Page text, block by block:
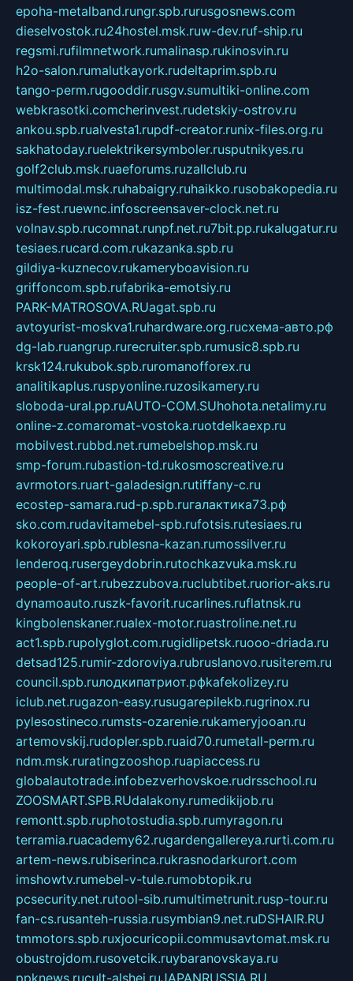
epoha-metalband.rungr.spb.rurusgosnews.com
dieselvostok.ru24hostel.msk.ruw-dev.ruf-ship.ru
regsmi.rufilmnetwork.rumalinasp.rukinosvin.ru
h2o-salon.rumalutkayork.rudeltaprim.spb.ru
tango-perm.rugooddir.rusgv.sumultiki-online.com
webkrasotki.comcherinvest.rudetskiy-ostrov.ru
ankou.spb.rualvesta1.rupdf-creator.runix-files.org.ru
sakhatoday.ruelektrikersymboler.rusputnikyes.ru
golf2club.msk.ruaeforums.ruzallclub.ru
multimodal.msk.ruhabaigry.ruhaikko.rusobakopedia.ru
isz-fest.ruewnc.infoscreensaver-clock.net.ru
volnav.spb.rucomnat.runpf.net.ru7bit.pp.rukalugatur.ru
tesiaes.rucard.com.rukazanka.spb.ru
gildiya-kuznecov.rukameryboavision.ru
griffoncom.spb.rufabrika-emotsiy.ru
PARK-MATROSOVA.RUagat.spb.ru
avtoyurist-moskva1.ruhardware.org.ruсхема-авто.рф
dg-lab.ruangrup.rurecruiter.spb.rumusic8.spb.ru
krsk124.rukubok.spb.ruromanofforex.ru
analitikaplus.ruspyonline.ruzosikamery.ru
sloboda-ural.pp.ruAUTO-COM.SUhohota.netalimy.ru
online-z.comaromat-vostoka.ruotdelkaexp.ru
mobilvest.rubbd.net.rumebelshop.msk.ru
smp-forum.rubastion-td.rukosmoscreative.ru
avrmotors.ruart-galadesign.rutiffany-c.ru
ecostep-samara.rud-p.spb.ruгалактика73.рф
sko.com.rudavitamebel-spb.rufotsis.rutesiaes.ru
kokoroyari.spb.rublesna-kazan.rumossilver.ru
lenderoq.rusergeydobrin.rutochkazvuka.msk.ru
people-of-art.rubezzubova.ruclubtibet.ruorior-aks.ru
dynamoauto.ruszk-favorit.rucarlines.ruflatnsk.ru
kingbolenskaner.rualex-motor.ruastroline.net.ru
act1.spb.rupolyglot.com.rugidlipetsk.ruooo-driada.ru
detsad125.rumir-zdoroviya.rubruslanovo.rusiterem.ru
council.spb.ruлодкипатриот.рфkafekolizey.ru
iclub.net.rugazon-easy.rusugarepilekb.rugrinox.ru
pylesostineco.rumsts-ozarenie.rukameryjooan.ru
artemovskij.rudopler.spb.ruaid70.rumetall-perm.ru
ndm.msk.ruratingzooshop.ruapiaccess.ru
globalautotrade.infobezverhovskoe.rudrsschool.ru
ZOOSMART.SPB.RUdalakony.rumedikijob.ru
remontt.spb.ruphotostudia.spb.rumyragon.ru
terramia.ruacademy62.rugardengallereya.rurti.com.ru
artem-news.rubiserinca.rukrasnodarkurort.com
imshowtv.rumebel-v-tule.rumobtopik.ru
pcsecurity.net.rutool-sib.rumultimetrunit.rusp-tour.ru
fan-cs.rusanteh-russia.rusymbian9.net.ruDSHAIR.RU
tmmotors.spb.ruxjocuricopii.commusavtomat.msk.ru
obustrojdom.rusovetcik.ruybaranovskaya.ru
ppknews.rucult-alshei.ruJAPANRUSSIA.RU